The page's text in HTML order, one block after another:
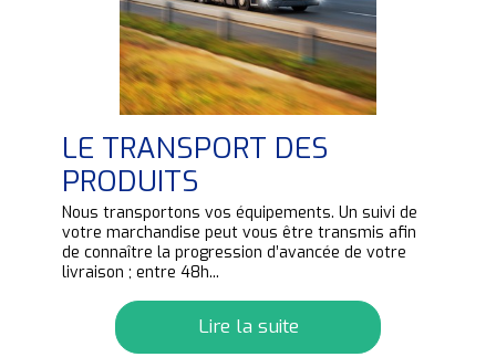
LE TRANSPORT DES
PRODUITS
Nous transportons vos équipements. Un suivi de
votre marchandise peut vous être transmis afin
de connaître la progression d’avancée de votre
livraison ; entre 48h...
Lire la suite